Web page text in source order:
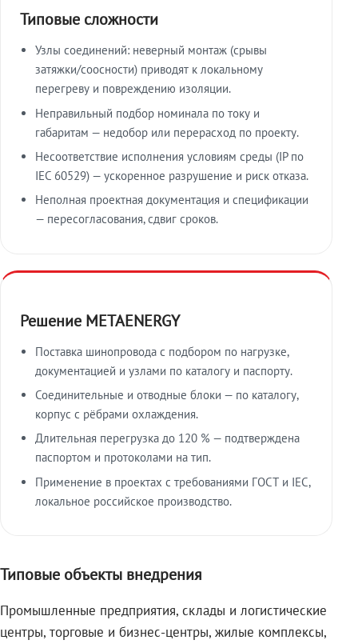
Типовые сложности
Узлы соединений: неверный монтаж (срывы
затяжки/соосности) приводят к локальному
перегреву и повреждению изоляции.
Неправильный подбор номинала по току и
габаритам — недобор или перерасход по проекту.
Несоответствие исполнения условиям среды (IP по
IEC 60529) — ускоренное разрушение и риск отказа.
Неполная проектная документация и спецификации
— пересогласования, сдвиг сроков.
Решение METAENERGY
Поставка шинопровода с подбором по нагрузке,
документацией и узлами по каталогу и паспорту.
Соединительные и отводные блоки — по каталогу,
корпус с рёбрами охлаждения.
Длительная перегрузка до 120 % — подтверждена
паспортом и протоколами на тип.
Применение в проектах с требованиями ГОСТ и IEC,
локальное российское производство.
Типовые объекты внедрения
Промышленные предприятия, склады и логистические
центры, торговые и бизнес-центры, жилые комплексы,